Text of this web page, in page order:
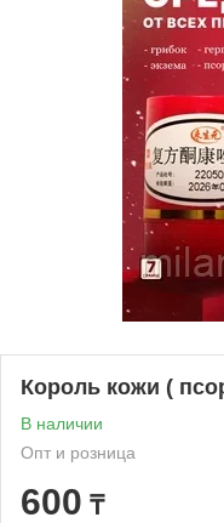
Король кожи (
В наличии
Опт и розница
600 ₸